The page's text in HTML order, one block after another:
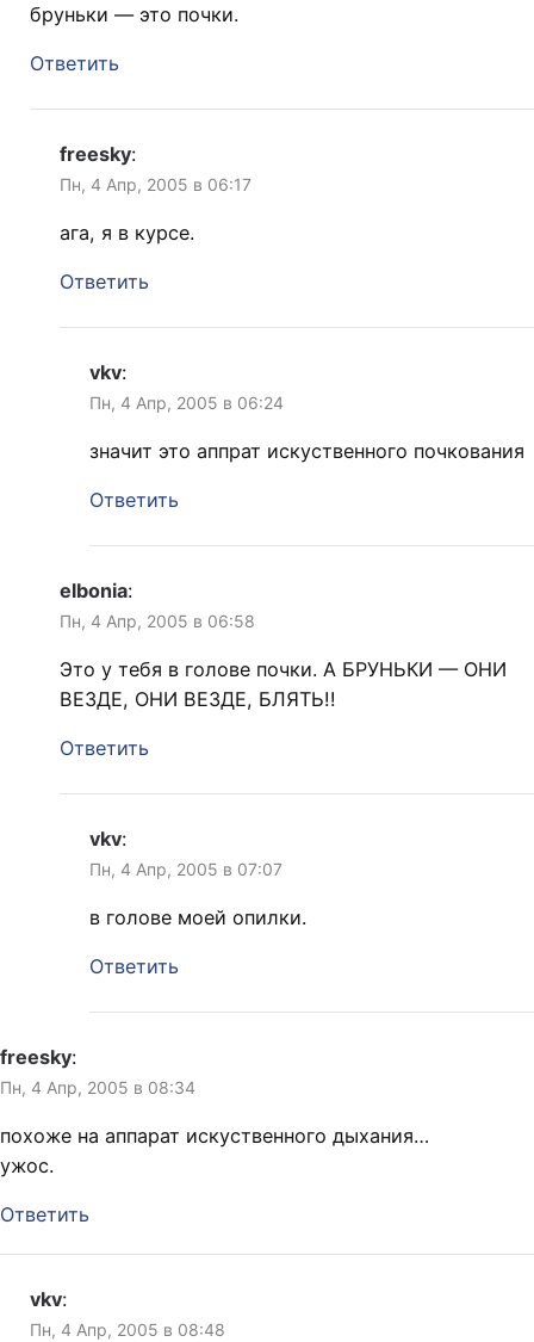
бруньки — это почки.
Ответить
freesky:
Пн, 4 Апр, 2005 в 06:17
ага, я в курсе.
Ответить
vkv:
Пн, 4 Апр, 2005 в 06:24
значит это аппрат искуственного почкования
Ответить
elbonia:
Пн, 4 Апр, 2005 в 06:58
Это у тебя в голове почки. А БРУНЬКИ — ОНИ
ВЕЗДЕ, ОНИ ВЕЗДЕ, БЛЯТЬ!!
Ответить
vkv:
Пн, 4 Апр, 2005 в 07:07
в голове моей опилки.
Ответить
freesky:
Пн, 4 Апр, 2005 в 08:34
похоже на аппарат искуственного дыхания…
ужос.
Ответить
vkv:
Пн, 4 Апр, 2005 в 08:48